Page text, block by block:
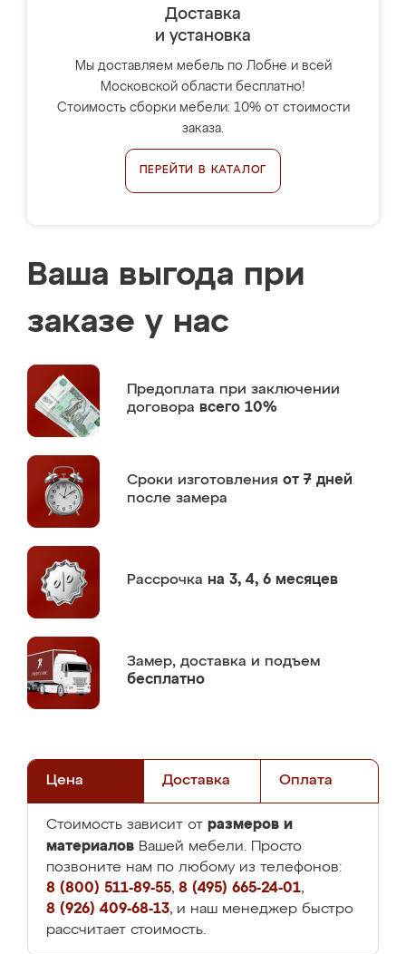
Доставка
и установка
Мы доставляем мебель по Лобне и всей
Московской области бесплатно!
Стоимость сборки мебели: 10% от стоимости
заказа.
ПЕРЕЙТИ В КАТАЛОГ
Ваша выгода при
заказе у нас
Предоплата при заключении
договора всего 10%
Сроки изготовления от 7 дней
после замера
Рассрочка на 3, 4, 6 месяцев
Замер, доставка и подъем
бесплатно
Цена Доставка Оплата
Стоимость зависит от размеров и
материалов Вашей мебели. Просто
позвоните нам по любому из телефонов:
8 (800) 511-89-55, 8 (495) 665-24-01,
8 (926) 409-68-13, и наш менеджер быстро
рассчитает стоимость.